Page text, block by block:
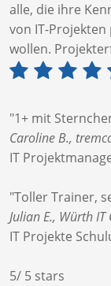
alle, die ihre
von IT-
wollen.
"1+ mit
Caroline B.,
IT
"Toller Trainer,
Julian E., Würth
IT Projekte
5/ 5 stars